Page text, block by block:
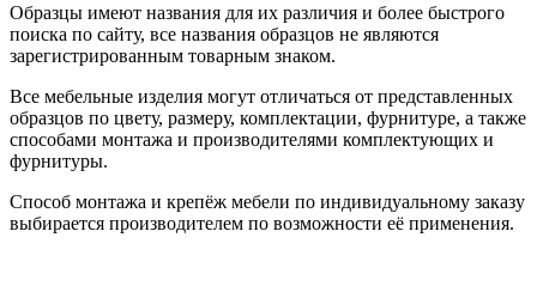
Образцы имеют названия для их различия и более быстрого
поиска по сайту, все названия образцов не являются
зарегистрированным товарным знаком.
Все мебельные изделия могут отличаться от представленных
образцов по цвету, размеру, комплектации, фурнитуре, а также
способами монтажа и производителями комплектующих и
фурнитуры.
Способ монтажа и крепёж мебели по индивидуальному заказу
выбирается производителем по возможности её применения.